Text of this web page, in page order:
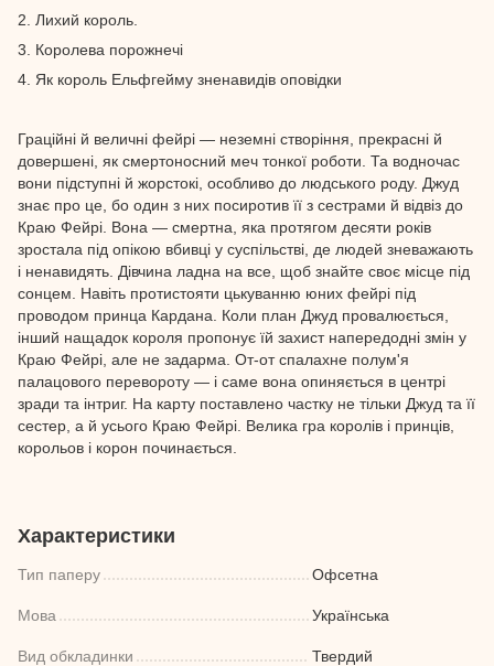
2. Лихий король.
3. Королева порожнечі
4. Як король Ельфгейму зненавидів оповідки
Граційні й величні фейрі — неземні створіння, прекрасні й
довершені, як смертоносний меч тонкої роботи. Та водночас
вони підступні й жорстокі, особливо до людського роду. Джуд
знає про це, бо один з них посиротив її з сестрами й відвіз до
Краю Фейрі. Вона — смертна, яка протягом десяти років
зростала під опікою вбивці у суспільстві, де людей зневажають
і ненавидять. Дівчина ладна на все, щоб знайте своє місце під
сонцем. Навіть протистояти цькуванню юних фейрі під
проводом принца Кардана. Коли план Джуд провалюється,
інший нащадок короля пропонує їй захист напередодні змін у
Краю Фейрі, але не задарма. От-от спалахне полум'я
палацового перевороту — і саме вона опиняється в центрі
зради та інтриг. На карту поставлено частку не тільки Джуд та її
сестер, а й усього Краю Фейрі. Велика гра королів і принців,
корольов і корон починається.
Характеристики
Тип паперу Офсетна
Мова Українська
Вид обкладинки Твердий